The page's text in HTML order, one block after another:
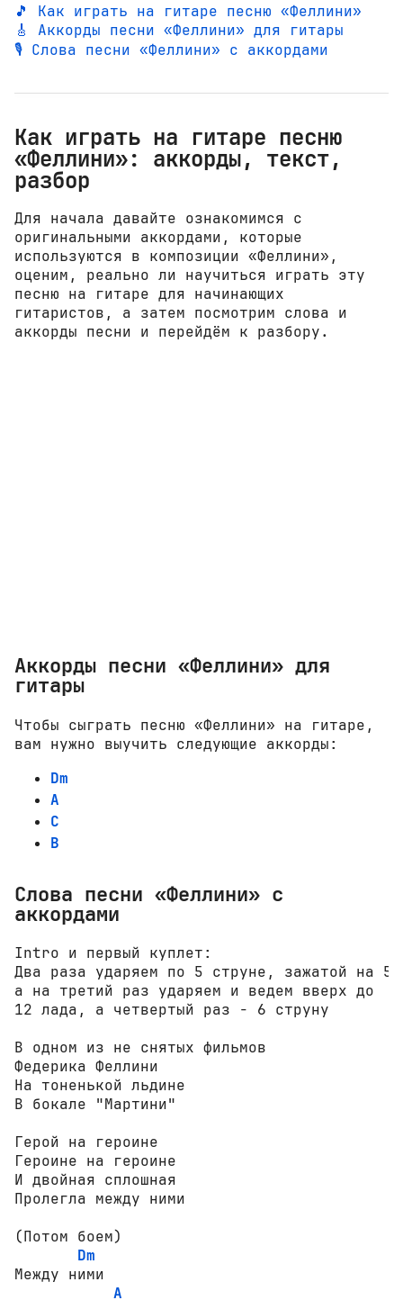
🎵 Как играть на гитаре песню «Феллини»
🎸 Аккорды песни «Феллини» для гитары
🎙️ Слова песни «Феллини» с аккордами
Как играть на гитаре песню
«Феллини»: аккорды, текст,
разбор
Для начала давайте ознакомимся с
оригинальными аккордами, которые
используются в композиции «Феллини»,
оценим, реально ли научиться играть эту
песню на гитаре для начинающих
гитаристов, а затем посмотрим слова и
аккорды песни и перейдём к разбору.
Аккорды песни «Феллини» для
гитары
Чтобы сыграть песню «Феллини» на гитаре,
вам нужно выучить следующие аккорды:
Dm
A
C
B
Слова песни «Феллини» с
аккордами
Intro и первый куплет:
Два раза ударяем по 5 струне, зажатой на
а на третий раз ударяем и ведем вверх до
12 лада, а четвертый раз - 6 струну
В одном из не снятых фильмов
Федерика Феллини
На тоненькой льдине
В бокале "Мартини"
Герой на героине
Героине на героине
И двойная сплошная
Пролегла между ними
(Потом боем)
Dm
Между ними
A